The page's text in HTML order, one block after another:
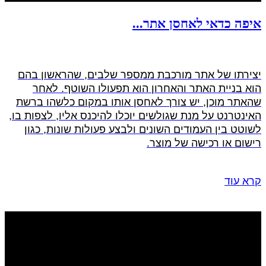
איפה כדאי לאחסן אתר...
יצירתו של אתר מורכבת ממספר שלבים, שהראשון בהם
הוא בניית האתר והאחרון הוא תפעולו השוטף. לאחר
שהאתר מוכן, יש צורך לאחסן אותו במקום כלשהו ברשת
האינטרנט על מנת שגולשים יוכלו להיכנס אליו, לצפות בו,
לשוטט בין העמודים השונים ולבצע פעולות שונות, כגון
רישום או רכישה של מוצר.
קרא עוד